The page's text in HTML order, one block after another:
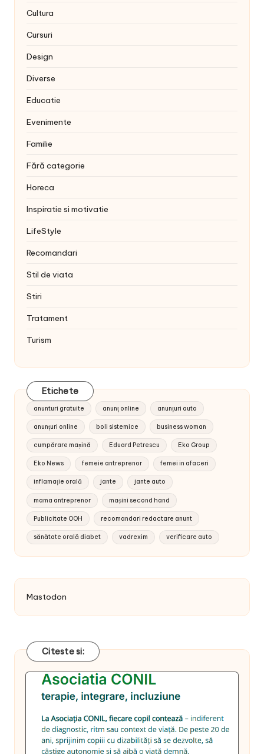
Cultura
Cursuri
Design
Diverse
Educatie
Evenimente
Familie
Fără categorie
Horeca
Inspiratie si motivatie
LifeStyle
Recomandari
Stil de viata
Stiri
Tratament
Turism
Etichete
anunturi gratuite anunț online anunțuri auto
anunțuri online boli sistemice business woman
cumpărare mașină Eduard Petrescu Eko Group
Eko News femeie antreprenor femei in afaceri
inflamație orală jante jante auto
mama antreprenor mașini second hand
Publicitate OOH recomandari redactare anunt
sănătate orală diabet vadrexim verificare auto
Mastodon
Citeste si: